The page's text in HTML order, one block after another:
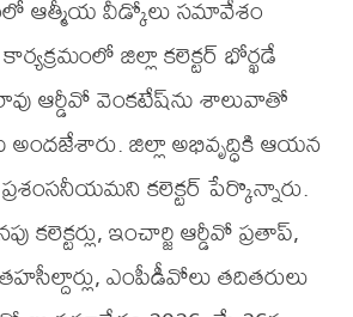
ఆత్మీయ వీడ్కోలు సమావేశం
జిల్లా కలెక్టర్ భోర్ఖడే
ఆర్డీవో వెంకటేష్‌ను శాలువాతో
అందజేశారు. జిల్లా అభివృద్ధికి ఆయన
కలెక్టర్ పేర్కొన్నారు.
కలెక్టర్లు, ఇంచార్జి ఆర్డీవో ప్రతాప్,
ఎంపీడీవోలు తదితరులు